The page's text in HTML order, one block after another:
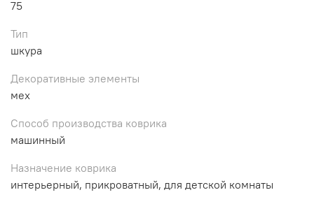
75
Тип
шкура
Декоративные элементы
мех
Способ производства коврика
машинный
Назначение коврика
интерьерный, прикроватный, для детской комнаты